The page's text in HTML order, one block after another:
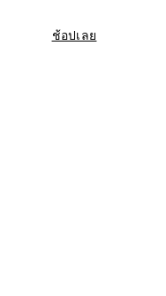
ช้อปเลย